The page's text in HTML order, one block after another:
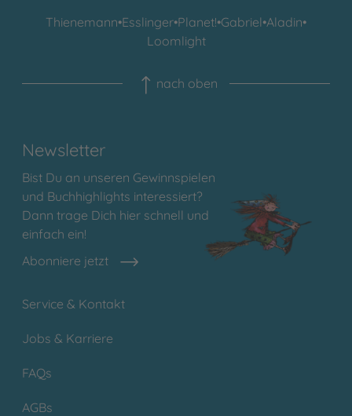
Thienemann•Esslinger•Planet!•Gabriel•Aladin•
Loomlight
nach oben
Newsletter
Bist Du an unseren Gewinnspielen
und Buchhighlights interessiert?
Dann trage Dich hier schnell und
einfach ein!
Abonniere jetzt
Service & Kontakt
Jobs & Karriere
FAQs
AGBs